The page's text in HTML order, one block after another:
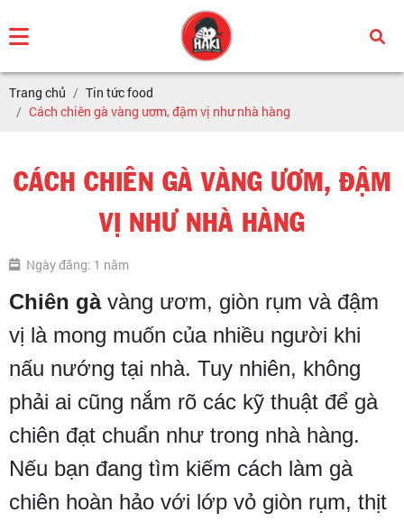
Trang chủ
Tin tức food
Cách chiên gà vàng ươm, đậm vị như nhà hàng
CÁCH CHIÊN GÀ VÀNG ƯƠM, ĐẬM
VỊ NHƯ NHÀ HÀNG
Ngày đăng: 1 năm
Chiên gàvàng ươm, giòn rụm và đậm
vị là mong muốn của nhiều người khi
nấu nướng tại nhà. Tuy nhiên, không
phải ai cũng nắm rõ các kỹ thuật để gà
chiên đạt chuẩn như trong nhà hàng.
Nếu bạn đang tìm kiếm cách làm gà
chiên hoàn hảo với lớp vỏ giòn rụm, thịt